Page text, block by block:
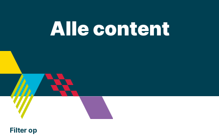
Alle content
Filter op